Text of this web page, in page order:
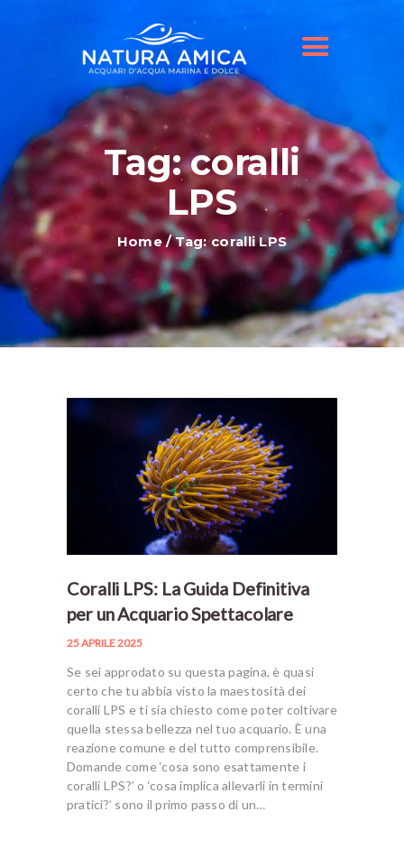
Tag: coralli
LPS
Home Tag: coralli LPS
IL NOSTRO NEGOZIO
OFFERTE ACQUARI
SHOP ONLINE
BLOG
Coralli LPS: La Guida Definitiva
per un Acquario Spettacolare
25 APRILE 2025
Se sei approdato su questa pagina, è quasi
certo che tu abbia visto la maestosità dei
coralli LPS e ti sia chiesto come poter coltivare
quella stessa bellezza nel tuo acquario. È una
reazione comune e del tutto comprensibile.
Domande come ‘cosa sono esattamente i
coralli LPS?’ o ‘cosa implica allevarli in termini
pratici?’ sono il primo passo di un…